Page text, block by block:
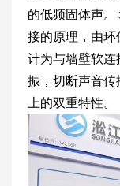
的低频固体声
接的原理，由
计为与墙壁软连
振，切断声音
上的双重特性。